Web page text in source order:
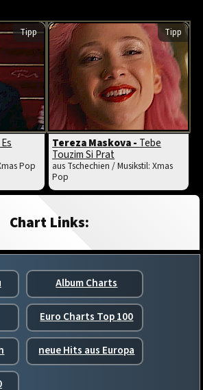
Tipp
Pop
Tipp
Tereza Maskova -Tebe
Touzim Si Prat
aus Tschechien / Musikstil: Xmas
Pop
Chart Links:
Album Charts
Euro Charts Top 100
neue Hits aus Europa